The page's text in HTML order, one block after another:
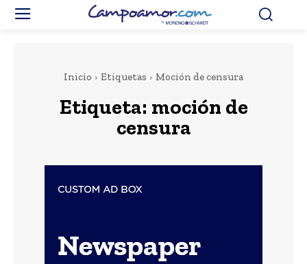
Inicio Etiquetas Moción de censura
Etiqueta: moción de
censura